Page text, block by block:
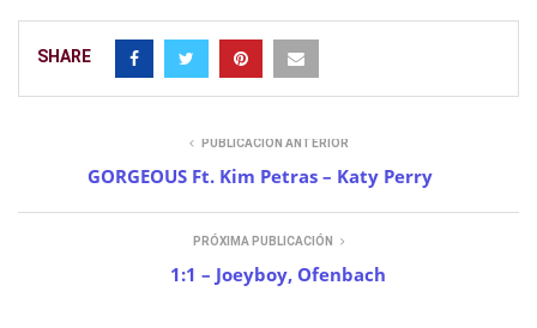
SHARE
PUBLICACIÓN ANTERIOR
GORGEOUS Ft. Kim Petras – Katy Perry
PRÓXIMA PUBLICACIÓN
1:1 – Joeyboy, Ofenbach